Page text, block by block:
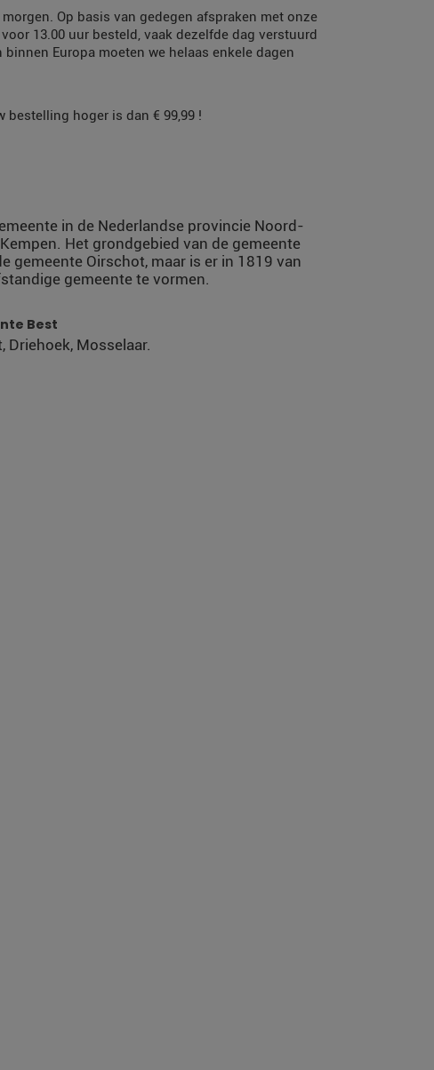
Op basis van gedegen afspraken met onze
13.00 uur besteld, vaak dezelfde dag verstuurd
Europa moeten we helaas enkele dagen
hoger is dan € 99,99 !
in de Nederlandse provincie Noord-
Het grondgebied van de gemeente
gemeente Oirschot, maar is er in 1819 van
gemeente te vormen.
Best
Driehoek, Mosselaar.